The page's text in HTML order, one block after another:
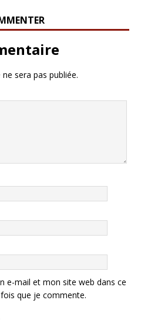
sera pas publiée.
e-mail et mon site web dans ce
que je commente.